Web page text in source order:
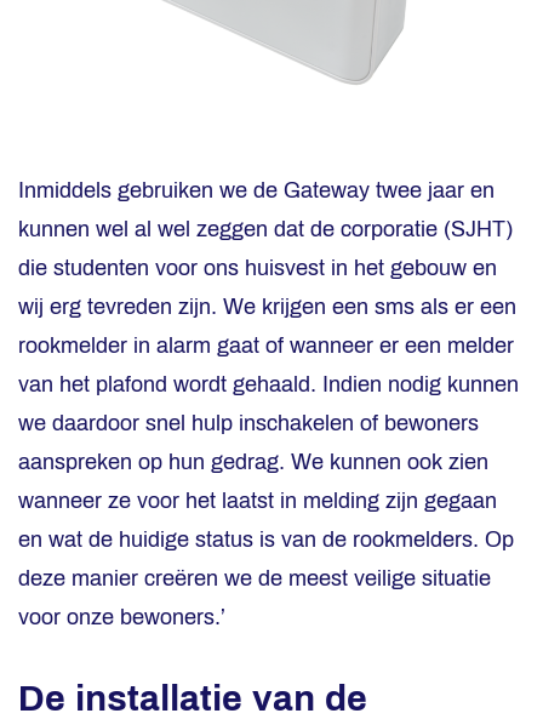
Inmiddels gebruiken we de Gateway twee jaar en
kunnen wel al wel zeggen dat de corporatie (SJHT)
die studenten voor ons huisvest in het gebouw en
wij erg tevreden zijn. We krijgen een sms als er een
rookmelder in alarm gaat of wanneer er een melder
van het plafond wordt gehaald. Indien nodig kunnen
we daardoor snel hulp inschakelen of bewoners
aanspreken op hun gedrag. We kunnen ook zien
wanneer ze voor het laatst in melding zijn gegaan
en wat de huidige status is van de rookmelders. Op
deze manier creëren we de meest veilige situatie
voor onze bewoners.’
De installatie van de